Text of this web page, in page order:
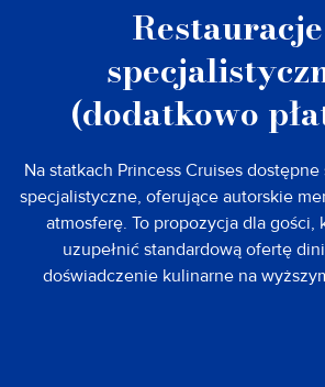
Restauracje
(dodatkowo
Na statkach Princess Cruises dostępne
specjalistyczne, oferujące autorskie
atmosferę. To propozycja dla gości,
uzupełnić standardową ofertę
doświadczenie kulinarne na